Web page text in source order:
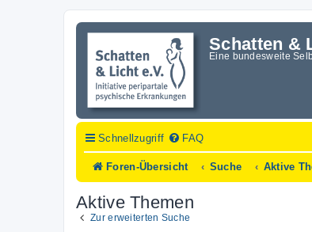
Schatten &
Eine bundesweite
Schnellzugriff FAQ
Foren-Übersicht Suche Aktive
Aktive Themen
Zur erweiterten Suche